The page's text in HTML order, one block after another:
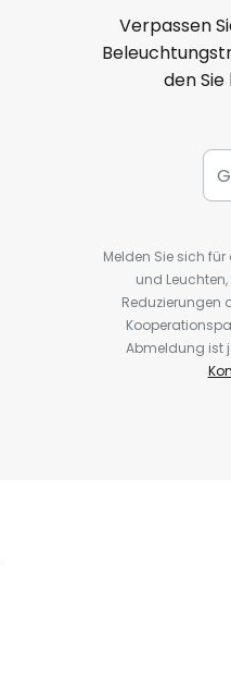
Verpassen
den
Melden Sie sich
und
Reduzierungen
Abmeldung ist